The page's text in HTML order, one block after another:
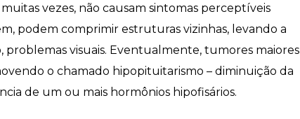
vezes, não causam sintomas perceptíveis
podem comprimir estruturas vizinhas, levando a
visuais. Eventualmente, tumores maiores
o chamado hipopituitarismo – diminuição da
de um ou mais hormônios hipofisários.